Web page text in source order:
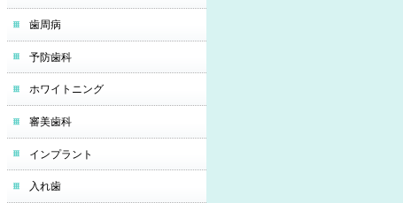
歯周病
予防歯科
ホワイトニング
審美歯科
インプラント
入れ歯